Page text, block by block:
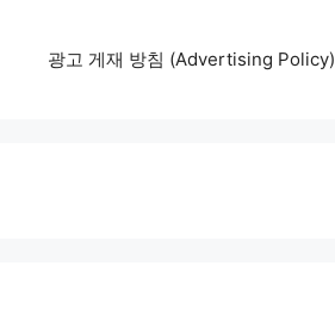
광고 게재 방침 (Advertising Policy)